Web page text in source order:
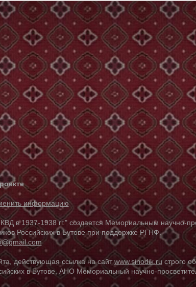
информацию
1938 гг." создается Мемориальным научно-
Российских в Бутове при поддержке РГНФ.
действующая ссылка на сайтwww.sinodik.ru строго
в Бутове, АНО Мемориальный научно-